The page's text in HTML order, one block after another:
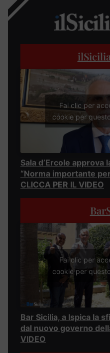
Fai clic per
cookie per
Sala d’Ercole
“Norma importante
CLICCA PER IL VIDEO
Fai clic per
cookie per
Bar Sicilia, a Ispica la
dal nuovo governo
VIDEO